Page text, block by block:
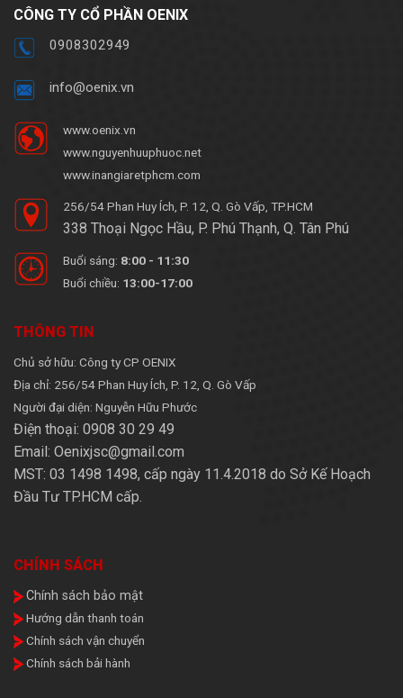
CÔNG TY CỔ PHẦN OENIX
0908302949
info@oenix.vn
www.oenix.vn
www.nguyenhuuphuoc.net
www.inangiaretphcm.com
256/54 Phan Huy Ích, P. 12, Q. Gò Vấp, TP.HCM
338 Thoại Ngọc Hầu, P. Phú Thạnh, Q. Tân Phú
Buổi sáng: 8:00 - 11:30
Buổi chiều: 13:00-17:00
THÔNG TIN
Chủ sở hữu: Công ty CP OENIX
Địa chỉ: 256/54 Phan Huy Ích, P. 12, Q. Gò Vấp
Người đại diện: Nguyễn Hữu Phước
Điện thoại: 0908 30 29 49
Email: Oenixjsc@gmail.com
MST: 03 1498 1498, cấp ngày 11.4.2018 do Sở Kế Hoạch
Đầu Tư TP.HCM cấp.
CHÍNH SÁCH
Chính sách bảo mật
Hướng dẫn thanh toán
Chính sách vận chuyển
Chính sách bải hành